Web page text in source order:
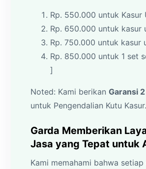
Rp. 550.000 untuk Kasur
Rp. 650.000 untuk kasur
Rp. 750.000 untuk kasur
Rp. 850.000 untuk 1 set
]
Noted: Kami berikanGaransi
untuk Pengendalian Kutu Kasur.
Garda Memberikan
Jasa yang Tepat untuk
Kami memahami bahwa setiap